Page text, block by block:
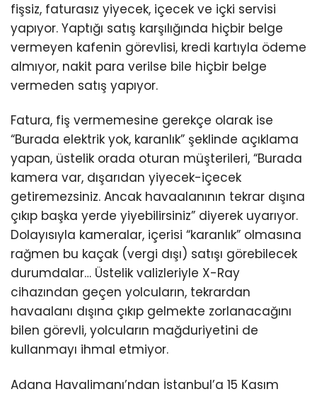
fişsiz, faturasız yiyecek, içecek ve içki servisi
yapıyor. Yaptığı satış karşılığında hiçbir belge
vermeyen kafenin görevlisi, kredi kartıyla ödeme
almıyor, nakit para verilse bile hiçbir belge
vermeden satış yapıyor.
Fatura, fiş vermemesine gerekçe olarak ise
“Burada elektrik yok, karanlık” şeklinde açıklama
yapan, üstelik orada oturan müşterileri, “Burada
kamera var, dışarıdan yiyecek-içecek
getiremezsiniz. Ancak havaalanının tekrar dışına
çıkıp başka yerde yiyebilirsiniz” diyerek uyarıyor.
Dolayısıyla kameralar, içerisi “karanlık” olmasına
rağmen bu kaçak (vergi dışı) satışı görebilecek
durumdalar… Üstelik valizleriyle X-Ray
cihazından geçen yolcuların, tekrardan
havaalanı dışına çıkıp gelmekte zorlanacağını
bilen görevli, yolcuların mağduriyetini de
kullanmayı ihmal etmiyor.
Adana Havalimanı’ndan İstanbul’a 15 Kasım